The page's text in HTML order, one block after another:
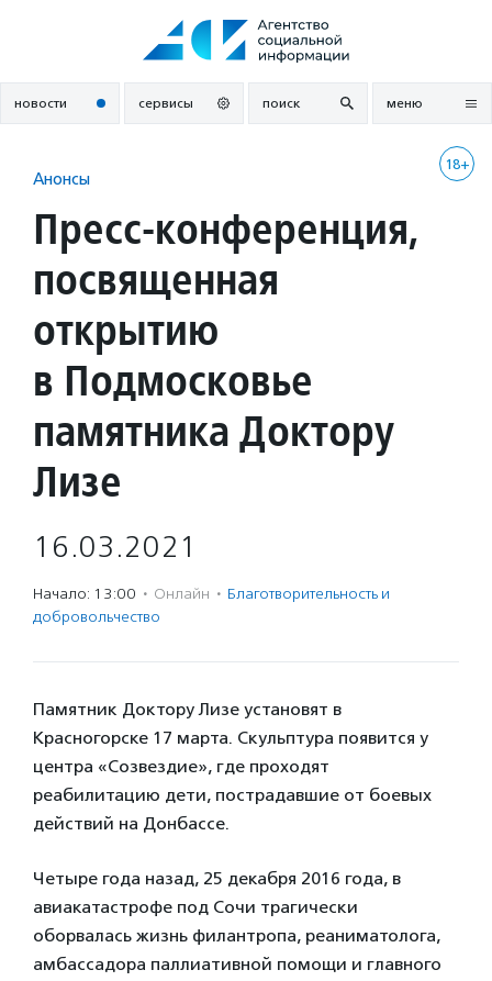
новости сервисы поиск меню
18+
Анонсы
Пресс-конференция,
посвященная
открытию
в Подмосковье
памятника Доктору
Лизе
16.03.2021
Начало: 13:00 · Онлайн · Благотвори­тель­ность и
доброволь­чест­во
Памятник Доктору Лизе установят в
Красногорске 17 марта. Скульптура появится у
центра «Созвездие», где проходят
реабилитацию дети, пострадавшие от боевых
действий на Донбасcе.
Четыре года назад, 25 декабря 2016 года, в
авиакатастрофе под Сочи трагически
оборвалась жизнь филантропа, реаниматолога,
амбассадора паллиативной помощи и главного